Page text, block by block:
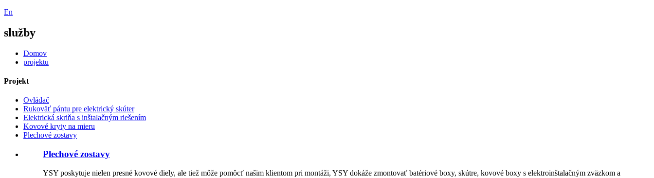
En
služby
Domov
projektu
Projekt
Ovládač
Rukoväť pántu pre elektrický skúter
Elektrická skriňa s inštalačným riešením
Kovové kryty na mieru
Plechové zostavy
Plechové zostavy
YSY poskytuje nielen presné kovové diely, ale tiež môže pomôcť našim klientom pri montáži, YSY dokáže zmontovať batériové boxy, skútre, kovové boxy s elektroinštalačným zväzkom a